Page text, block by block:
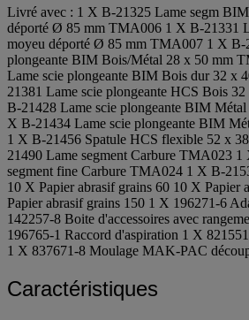
Livré avec : 1 X B-21325 Lame segm
déporté Ø 85 mm TMA006 1 X B-21331
moyeu déporté Ø 85 mm TMA007 1 X B-
plongeante BIM Bois/Métal 28 x 50 mm
Lame scie plongeante BIM Bois dur 32 x
21381 Lame scie plongeante HCS Bois
B-21428 Lame scie plongeante BIM
X B-21434 Lame scie plongeante BIM
1 X B-21456 Spatule HCS flexible 52 x
21490 Lame segment Carbure TMA023
segment fine Carbure TMA024 1 X B-
10 X Papier abrasif grains 60 10 X Papier
Papier abrasif grains 150 1 X 196271-6
142257-8 Boite d'accessoires avec
196765-1 Raccord d'aspiration 1 X
1 X 837671-8 Moulage MAK-PAC
Caractéristiques